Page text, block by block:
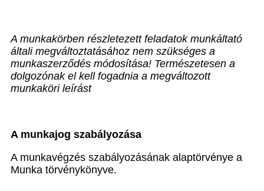
A munkakörben részletezett feladatok munkáltató
általi megváltoztatásához nem szükséges a
munkaszerződés módosítása! Természetesen a
dolgozónak el kell fogadnia a megváltozott
munkaköri leírást
A munkajog szabályozása
A munkavégzés szabályozásának alaptörvénye a
Munka törvénykönyve.